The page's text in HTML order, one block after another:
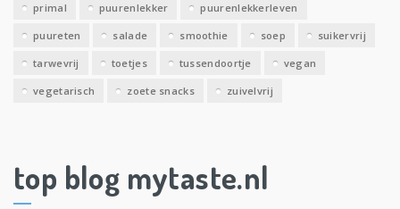
primal puurenlekker puurenlekkerleven
puureten salade smoothie soep suikervrij
tarwevrij toetjes tussendoortje vegan
vegetarisch zoete snacks zuivelvrij
top blog mytaste.nl